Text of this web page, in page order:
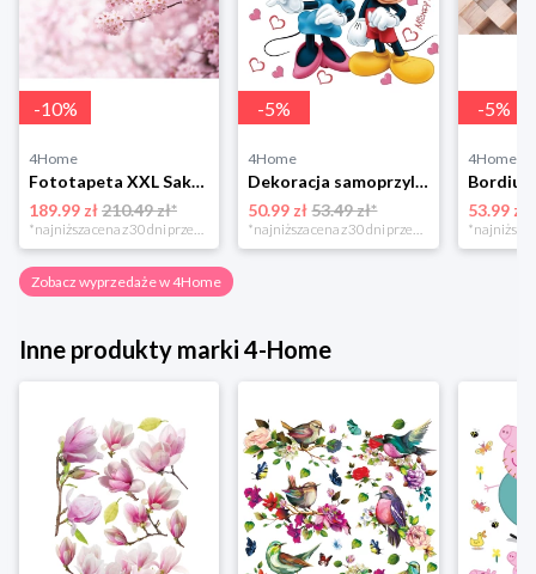
-10%
4Home
Fototapeta XXL Sakura 360 x 254 cm, 4 części 4-Home
189.99 zł210.49 zł*
*najniższa cena z 30 dni przed obniżką
-5%
4Home
Dekoracja samoprzylepna Minnie i Mickey, różowa, 42,5 x 65 cm 4-Home
50.99 zł 53.49 zł*
*najniższa cena z 30 dni przed obniżką
-5%
4Home
53.99 zł
Zobacz wyprzedaże w 4Home
Inne produkty marki 4-Home